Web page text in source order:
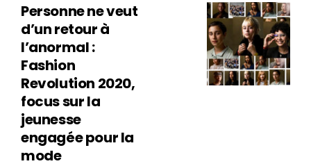
Personne ne veut
d’un retour à
l’anormal :
Fashion
Revolution 2020,
focus sur la
jeunesse
engagée pour la
mode